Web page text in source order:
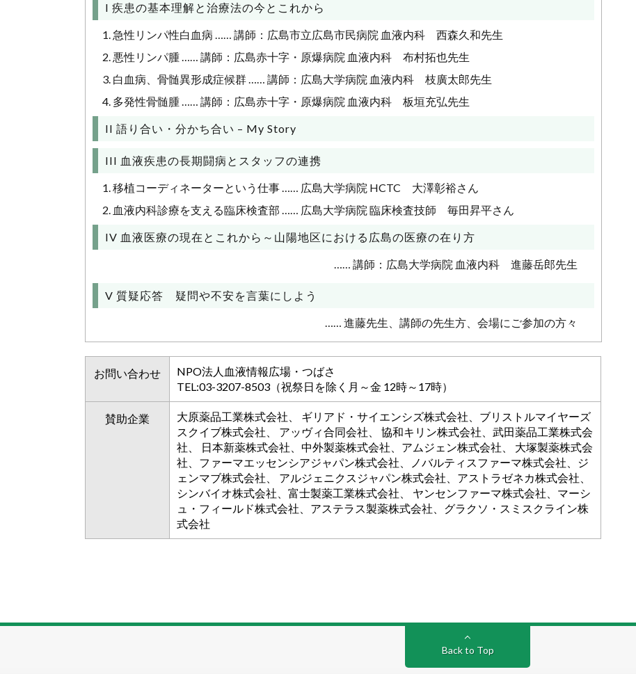
I 疾患の基本理解と治療法の今とこれから
1. 急性リンパ性白血病 …… 講師：広島市立広島市民病院 血液内科 西森久和先生
2. 悪性リンパ腫 …… 講師：広島赤十字・原爆病院 血液内科 布村拓也先生
3. 白血病、骨髄異形成症候群 …… 講師：広島大学病院 血液内科 枝廣太郎先生
4. 多発性骨髄腫 …… 講師：広島赤十字・原爆病院 血液内科 板垣充弘先生
II 語り合い・分かち合い – My Story
III 血液疾患の長期闘病とスタッフの連携
1. 移植コーディネーターという仕事 …… 広島大学病院 HCTC 大澤彰裕さん
2. 血液内科診療を支える臨床検査部 …… 広島大学病院 臨床検査技師 毎田昇平さん
IV 血液医療の現在とこれから～山陽地区における広島の医療の在り方
…… 講師：広島大学病院 血液内科 進藤岳郎先生
V 質疑応答 疑問や不安を言葉にしよう
…… 進藤先生、講師の先生方、会場にご参加の方々
お問い合わせ
NPO法人血液情報広場・つばさ
TEL:03-3207-8503（祝祭日を除く月～金 12時～17時）
賛助企業
大原薬品工業株式会社、 ギリアド・サイエンシズ株式会社、ブリストルマイヤーズ
スクイブ株式会社、 アッヴィ合同会社、 協和キリン株式会社、武田薬品工業株式会
社、 日本新薬株式会社、中外製薬株式会社、アムジェン株式会社、 大塚製薬株式会
社、ファーマエッセンシアジャパン株式会社、ノバルティスファーマ株式会社、ジ
ェンマブ株式会社、 アルジェニクスジャパン株式会社、アストラゼネカ株式会社、
シンバイオ株式会社、富士製薬工業株式会社、 ヤンセンファーマ株式会社、マーシ
ュ・フィールド株式会社、アステラス製薬株式会社、グラクソ・スミスクライン株
式会社
Back to Top